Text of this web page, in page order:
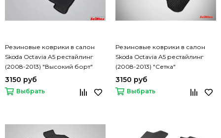
Резиновые коврики в салон
Skoda Octavia A5 рестайлинг
(2008-2013) "Высокий борт"
3150 руб
Выбрать
Резиновые коврики в салон
Skoda Octavia A5 рестайлинг
(2008-2013) "Сетка"
3150 руб
Выбрать